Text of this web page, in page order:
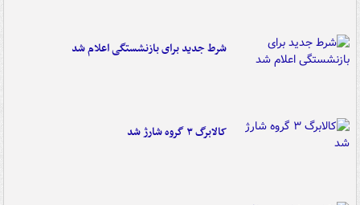
شرط جدید برای بازنشستگی اعلام شد
کالابرگ ۳ گروه شارژ شد